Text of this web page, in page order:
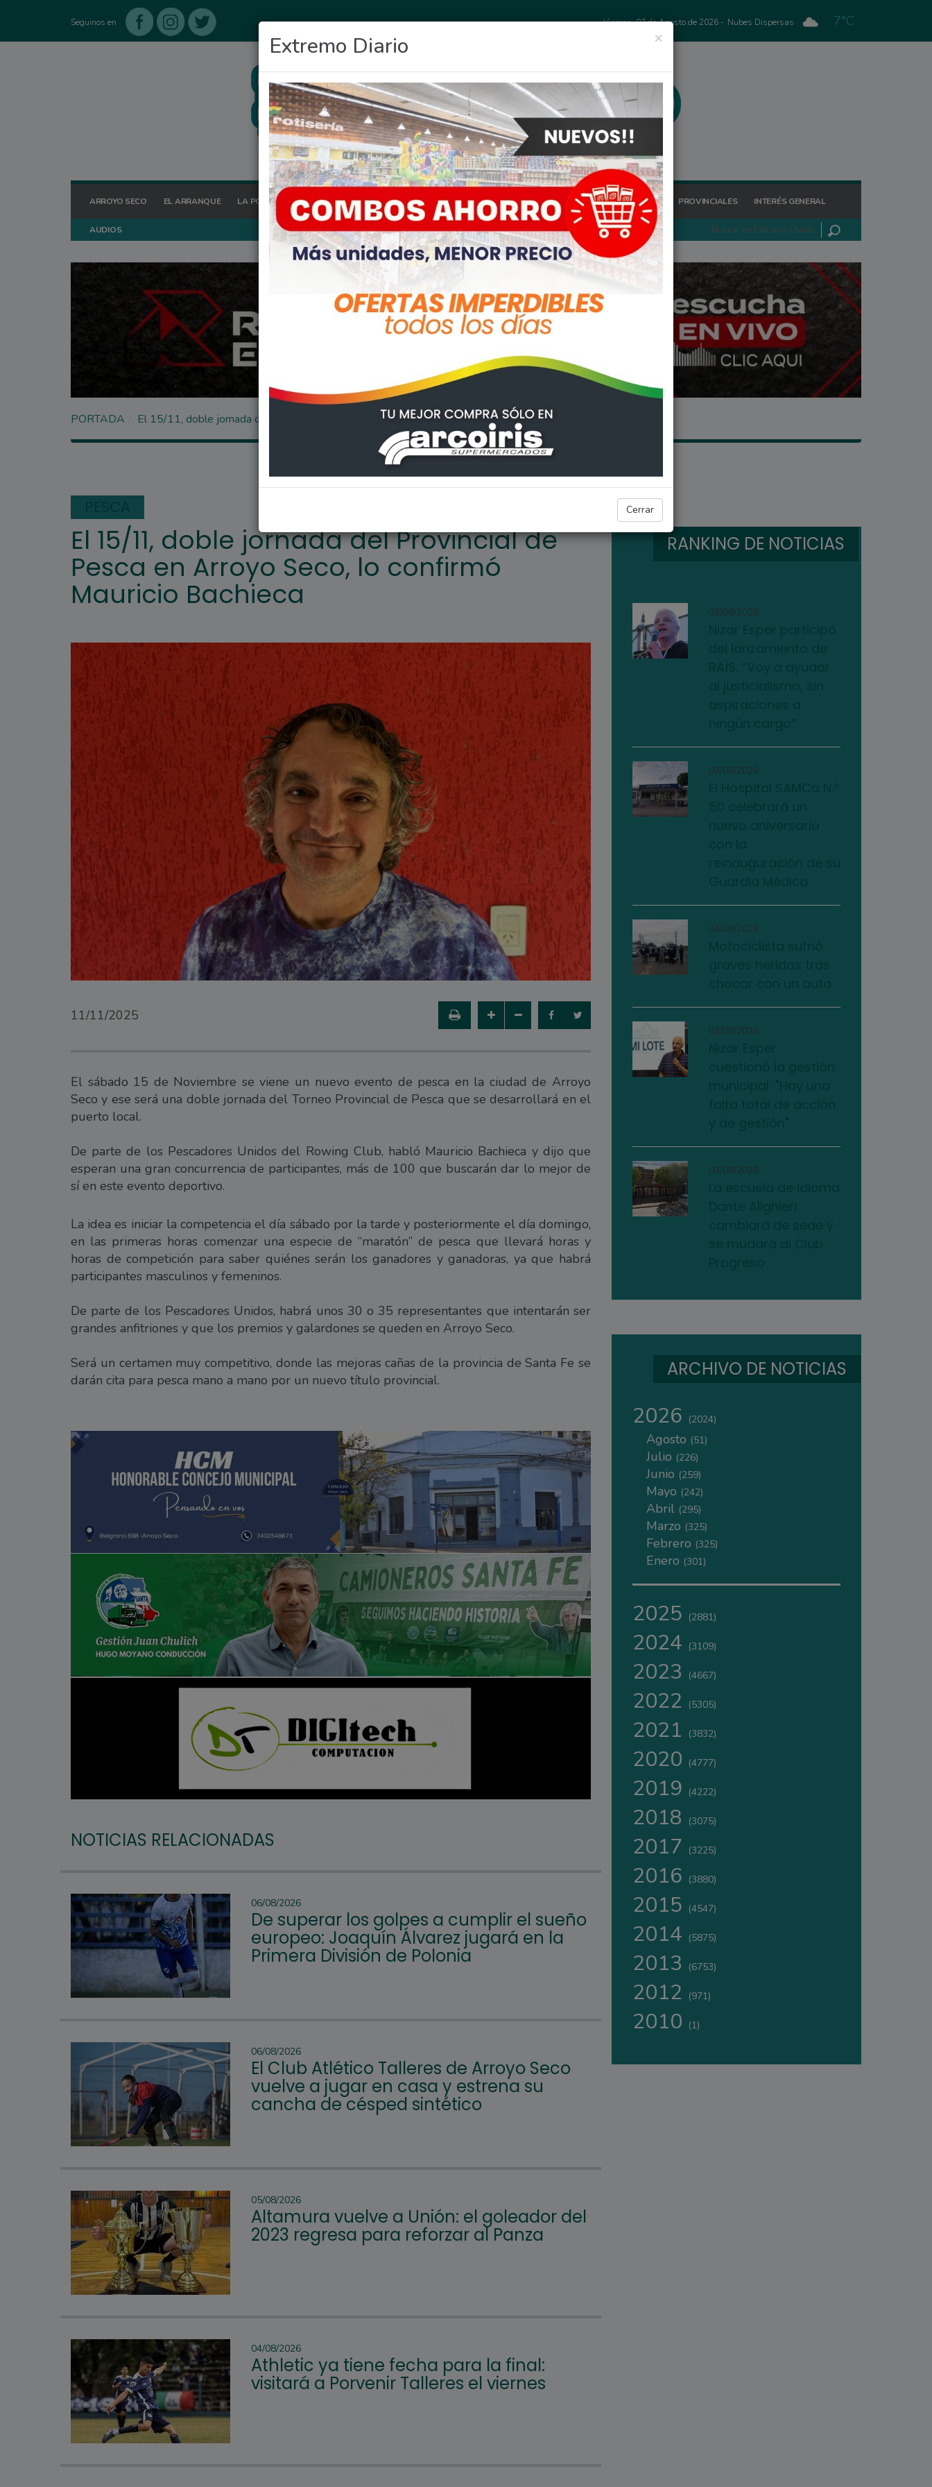
Seguinos en Viernes, 07 de Agosto de 2026 - Nubes Dispersas 7°C
ARROYO SECO EL ARRANQUE LA POSTA HOY OCIO DEPORTES FIGHIERA GENERAL LAGOS POLICIALES REGIONALES PROVINCIALES INTERÉS GENERAL
AUDIOS
×
Extremo Diario
Cerrar
PORTADA El 15/11, doble jornada del Provincial de Pesca en Arroyo Seco, lo confirmó Mauricio Bachieca
DEPORTES
El 15/11, doble jornada del Provincial de
Pesca en Arroyo Seco, lo confirmó
Mauricio Bachieca
11/11/2025
El sábado 15 de Noviembre se viene un nuevo evento de pesca en la ciudad de Arroyo
Seco y ese será una doble jornada del Torneo Provincial de Pesca que se desarrollará en el
puerto local.
De parte de los Pescadores Unidos del Rowing Club, habló Mauricio Bachieca y dijo que
esperan una gran concurrencia de participantes, más de 100 que buscarán dar lo mejor de
sí en este evento deportivo.
La idea es iniciar la competencia el día sábado por la tarde y posteriormente el día domingo,
en las primeras horas comenzar una especie de “maratón” de pesca que llevará horas y
horas de competición para saber quiénes serán los ganadores y ganadoras, ya que habrá
participantes masculinos y femeninos.
De parte de los Pescadores Unidos, habrá unos 30 o 35 representantes que intentarán ser
grandes anfitriones y que los premios y galardones se queden en Arroyo Seco.
Será un certamen muy competitivo, donde las mejoras cañas de la provincia de Santa Fe se
darán cita para pesca mano a mano por un nuevo título provincial.
NOTICIAS RELACIONADAS
06/08/2026
De superar los golpes a cumplir el sueño
europeo: Joaquín Álvarez jugará en la
Primera División de Polonia
06/08/2026
El Club Atlético Talleres de Arroyo Seco
vuelve a jugar en casa y estrena su
cancha de césped sintético
05/08/2026
Altamura vuelve a Unión: el goleador del
2023 regresa para reforzar al Panza
04/08/2026
Athletic ya tiene fecha para la final:
visitará a Porvenir Talleres el viernes
RANKING DE NOTICIAS
03/08/2026
03/08/2026
04/08/2026
03/08/2026
03/08/2026
ARCHIVO DE NOTICIAS
2026 (2024)
Agosto (51)
Julio (226)
Junio (259)
Mayo (242)
Abril (295)
Marzo (325)
Febrero (325)
Enero (301)
2025 (2881)
2024 (3109)
2023 (4667)
2022 (5305)
2021 (3832)
2020 (4777)
2019 (4222)
2018 (3075)
2017 (3225)
2016 (3880)
2015 (4547)
2014 (5875)
2013 (6753)
2012 (971)
2010 (1)